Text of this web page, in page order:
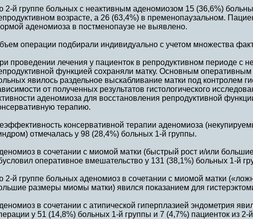
2-й группе больных с неактивным аденомиозом 15 (36,6%)
возрасте, а 26 (63,4%) в пременопаузальном.
аденомиоза в постменопаузе не выявлено.
операции подбирали индивидуально с учетом множества
проведении лечения у пациенток в репродуктивном периоде с
функцией сохраняли матку. Основным
явилось раздельное выскабливание матки под контролем
от полученных результатов гистологического
аденомиоза для восстановления репродуктивной
терапию.
консервативной терапии аденомиоза
отмечалась у 98 (28,4%) больных 1-й группы.
в сочетании с миомой матки (быстрый рост и/или
оперативное вмешательство у 131 (38,1%) больных 1-й
2-й группе больных аденомиоз в сочетании с миомой матки
размеры миомы матки) явился показанием для
в сочетании с атипической гиперплазией эндометрия
у 51 (14,8%) больных 1-й группы и 7 (4,7%) пациенток из 2-